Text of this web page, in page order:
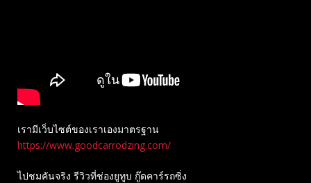
เรามีเว็บไซต์ของเราเองมาตรฐาน
https://www.goodcarrodzing.com/
ไปชมคันจริง รีวิวที่ช่องยู​ทูบ​ กู๊ดคาร์รถซิ่ง